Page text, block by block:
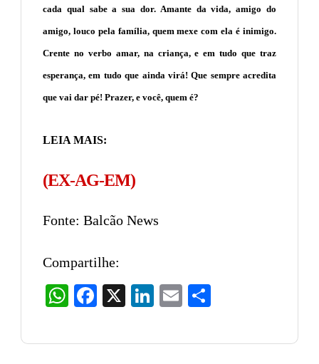
cada qual sabe a sua dor. Amante da vida, amigo do
amigo, louco pela família, quem mexe com ela é inimigo.
Crente no verbo amar, na criança, e em tudo que traz
esperança, em tudo que ainda virá! Que sempre acredita
que vai dar pé! Prazer, e você, quem é?
LEIA MAIS:
(EX-AG-EM)
Fonte: Balcão News
Compartilhe:
WhatsAppFacebook LinkedIn
Email